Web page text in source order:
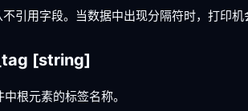
不引用字段。当数据中出现分隔符时，打印
[string]
根元素的标签名称。